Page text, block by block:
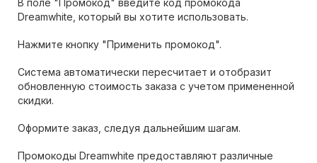
В поле "Промокод" введите код промокода
Dreamwhite, который вы хотите использовать.
Нажмите кнопку "Применить промокод".
Система автоматически пересчитает и отобразит
обновленную стоимость заказа с учетом примененной
скидки.
Оформите заказ, следуя дальнейшим шагам.
Промокоды Dreamwhite предоставляют различные